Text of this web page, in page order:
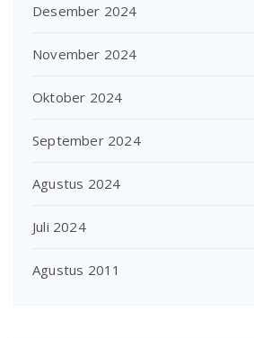
Desember 2024
November 2024
Oktober 2024
September 2024
Agustus 2024
Juli 2024
Agustus 2011